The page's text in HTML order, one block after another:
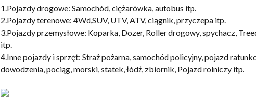
1.Pojazdy drogowe: Samochód, ciężarówka, autobus itp.
2.Pojazdy terenowe: 4Wd,SUV, UTV, ATV, ciągnik, przyczepa itp.
3.Pojazdy przemysłowe: Koparka, Dozer, Roller drogowy, spychacz,
itp.
4.Inne pojazdy i sprzęt: Straż pożarna, samochód policyjny, pojazd
dowodzenia, pociąg, morski, statek, łódź, zbiornik, Pojazd rolniczy itp.